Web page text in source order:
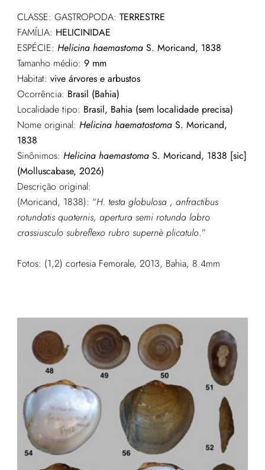
CLASSE: GASTROPODA: TERRESTRE
FAMÍLIA: HELICINIDAE
ESPÉCIE: Helicina haemastomaS. Moricand, 1838
Tamanho médio: 9 mm
Habitat: vive árvores e arbustos
Ocorrência: Brasil (Bahia)
Localidade tipo: Brasil, Bahia (sem localidade precisa)
Nome original: Helicina haematostomaS. Moricand,
1838
Sinônimos: Helicina haemastomaS. Moricand, 1838 [sic]
(Molluscabase, 2026)
Descrição original:
(Moricand, 1838): “H. testa globulosa , anfractibus
rotundatis quaternis, apertura semi rotunda labro
crassiusculo subreflexo rubro supernè plicatulo.”
Fotos: (1,2) cortesia Femorale, 2013, Bahia, 8.4mm